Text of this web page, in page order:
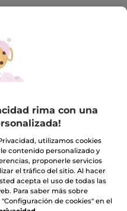
Global
ilumina la mirada
93,80€
CESTA
rima con una
utilizamos cookies
contenido personalizado y
proponerle servicios
el tráfico del sitio. Al hacer
acepta el uso de todas las
Para saber más sobre
de cookies" en el